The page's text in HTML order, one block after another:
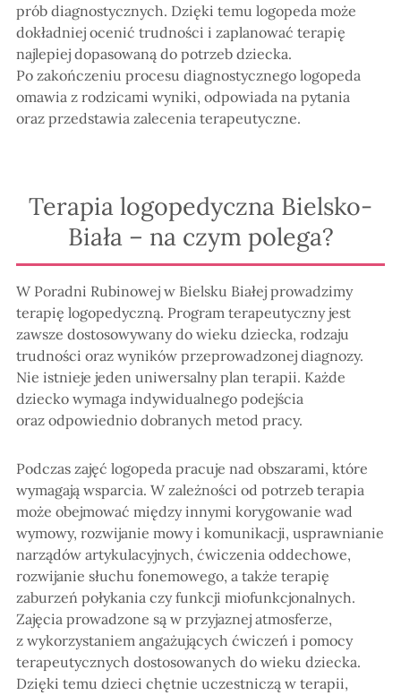
prób diagnostycznych. Dzięki temu logopeda może
dokładniej ocenić trudności i zaplanować terapię
najlepiej dopasowaną do potrzeb dziecka.
Po zakończeniu procesu diagnostycznego logopeda
omawia z rodzicami wyniki, odpowiada na pytania
oraz przedstawia zalecenia terapeutyczne.
Terapia logopedyczna Bielsko-
Biała – na czym polega?
W Poradni Rubinowej w Bielsku Białej prowadzimy
terapię logopedyczną. Program terapeutyczny jest
zawsze dostosowywany do wieku dziecka, rodzaju
trudności oraz wyników przeprowadzonej diagnozy.
Nie istnieje jeden uniwersalny plan terapii. Każde
dziecko wymaga indywidualnego podejścia
oraz odpowiednio dobranych metod pracy.
Podczas zajęć logopeda pracuje nad obszarami, które
wymagają wsparcia. W zależności od potrzeb terapia
może obejmować między innymi korygowanie wad
wymowy, rozwijanie mowy i komunikacji, usprawnianie
narządów artykulacyjnych, ćwiczenia oddechowe,
rozwijanie słuchu fonemowego, a także terapię
zaburzeń połykania czy funkcji miofunkcjonalnych.
Zajęcia prowadzone są w przyjaznej atmosferze,
z wykorzystaniem angażujących ćwiczeń i pomocy
terapeutycznych dostosowanych do wieku dziecka.
Dzięki temu dzieci chętnie uczestniczą w terapii,